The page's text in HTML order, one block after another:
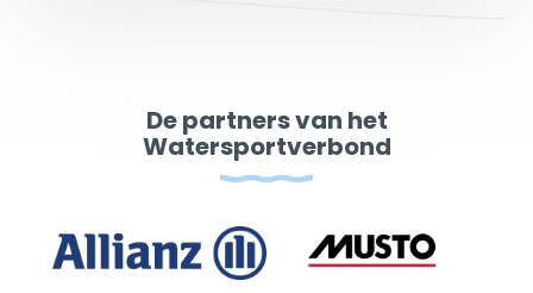
De partners van het
Watersportverbond